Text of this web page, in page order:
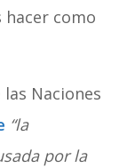
hacer como
las Naciones
“la
por la